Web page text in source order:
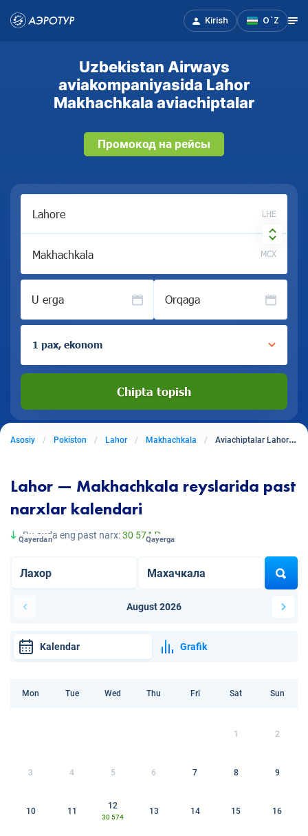
Kirish O`Z
Uzbekistan Airways
aviakompaniyasida Lahor
Makhachkala aviachiptalar
Промокод на рейсы
LHE
MCX
U erga Orqaga
1 pax, ekonom
Chipta topish
Asosiy Pokiston Lahor Makhachkala Aviachiptalar Lahordan Makhachkalaga
Lahor — Makhachkala reyslarida past
narxlar kalendari
Bu oyda eng past narx:30 574 ₽
Qayerdan Qayerga
August 2026
Kalendar Grafik
Mon Tue Wed Thu Fri Sat Sun
1 2
3 4 5 6 7 8 9
10 11
12
30 574
13 14 15 16